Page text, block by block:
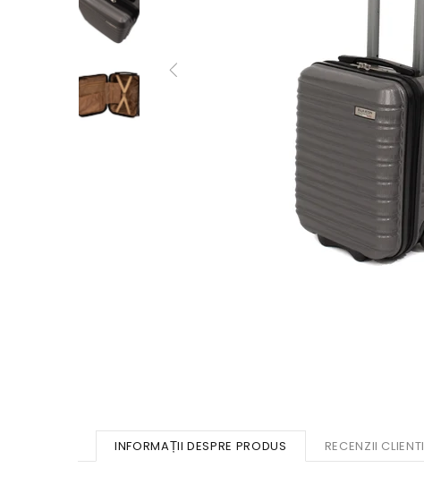
INFORMAȚII DESPRE PRODUS RECENZII CLIENTI